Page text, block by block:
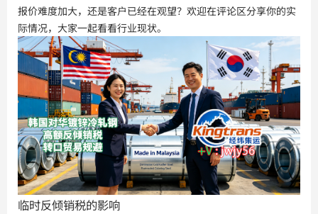
报价难度加大，还是客户已经在观望？欢迎在评论区分享你的实
际情况，大家一起看看行业现状。
临时反倾销税的影响